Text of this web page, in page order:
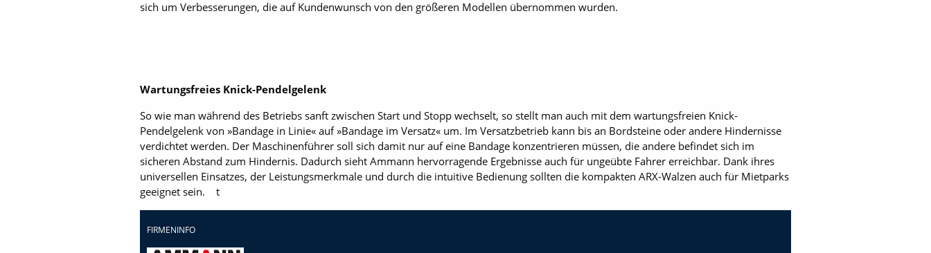
sich um Verbesserungen, die auf Kundenwunsch von den größeren Modellen übernommen wurden.
Wartungsfreies Knick-Pendelgelenk
So wie man während des Betriebs sanft zwischen Start und Stopp wechselt, so stellt man auch mit dem wartungsfreien Knick-
Pendelgelenk von »Bandage in Linie« auf »Bandage im Versatz« um. Im Versatzbetrieb kann bis an Bordsteine oder andere Hindernisse
verdichtet werden. Der Maschinenführer soll sich damit nur auf eine Bandage konzentrieren müssen, die andere befindet sich im
sicheren Abstand zum Hindernis. Dadurch sieht Ammann hervorragende Ergebnisse auch für ungeübte Fahrer erreichbar. Dank ihres
universellen Einsatzes, der Leistungsmerkmale und durch die intuitive Bedienung sollten die kompakten ARX-Walzen auch für Mietparks
geeignet sein. t
FIRMENINFO